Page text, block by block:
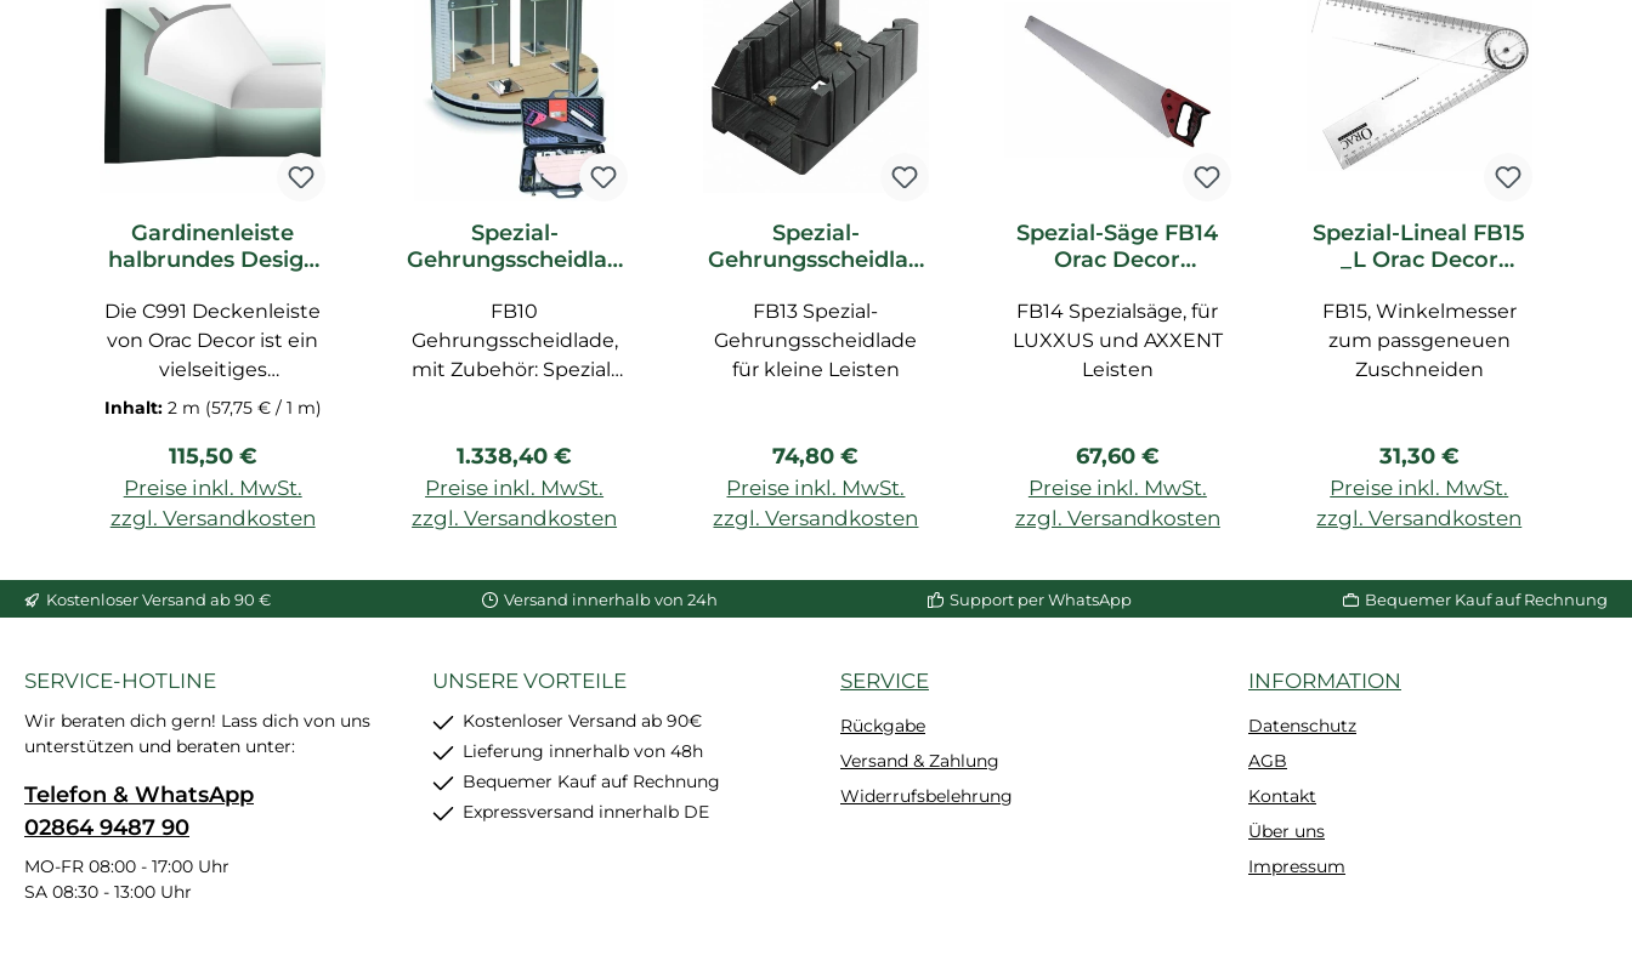
Gardinenleiste
halbrundes Design
C991 Deckenleiste
Die C991 Deckenleiste
von Orac Decor ist ein
vielseitiges
Dekorations-Element
Inneneinrichtung.
Diese Friesleiste bietet
zahlreiche
Profilleiste, um einen
Wand und Decke zu
schaffen, als praktische
Blendleiste für
oder als stilvolle
Abdeckung. Mit ihrer
zusätzlichen
Montagestütze
Inhalt: 2 m (57,75 € / 1 m)
Regulärer Preis:
115,50 €
Preise inkl. MwSt.
zzgl. Versandkosten
Spezial-
Gehrungsscheidlad
Zubehör
FB10
Gehrungsscheidlade,
mit Zubehör: Spezial-
FB15
Regulärer Preis:
1.338,40 €
Preise inkl. MwSt.
zzgl. Versandkosten
Spezial-
Gehrungsscheidlad
Zubehör
FB13 Spezial-
Gehrungsscheidlade
für kleine Leisten
Regulärer Preis:
74,80 €
Preise inkl. MwSt.
zzgl. Versandkosten
Spezial-Säge FB14
Orac Decor
FB14 Spezialsäge, für
LUXXUS und AXXENT
Leisten
Regulärer Preis:
67,60 €
Preise inkl. MwSt.
zzgl. Versandkosten
Spezial-Lineal FB15
_L Orac Decor
FB15, Winkelmesser
zum passgeneuen
Zuschneiden
Regulärer Preis:
31,30 €
Preise inkl. MwSt.
zzgl. Versandkosten
Kostenloser Versand ab 90 € Versand innerhalb von 24h Support per WhatsApp Bequemer Kauf auf Rechnung
SERVICE-HOTLINE
Wir beraten dich gern! Lass dich von uns
unterstützen und beraten unter:
Telefon & WhatsApp
02864 9487 90
MO-FR 08:00 - 17:00 Uhr
SA 08:30 - 13:00 Uhr
UNSERE VORTEILE
Kostenloser Versand ab 90€
Lieferung innerhalb von 48h
Bequemer Kauf auf Rechnung
Expressversand innerhalb DE
SERVICE
Rückgabe
Versand & Zahlung
Widerrufsbelehrung
INFORMATION
Datenschutz
AGB
Kontakt
Über uns
Impressum